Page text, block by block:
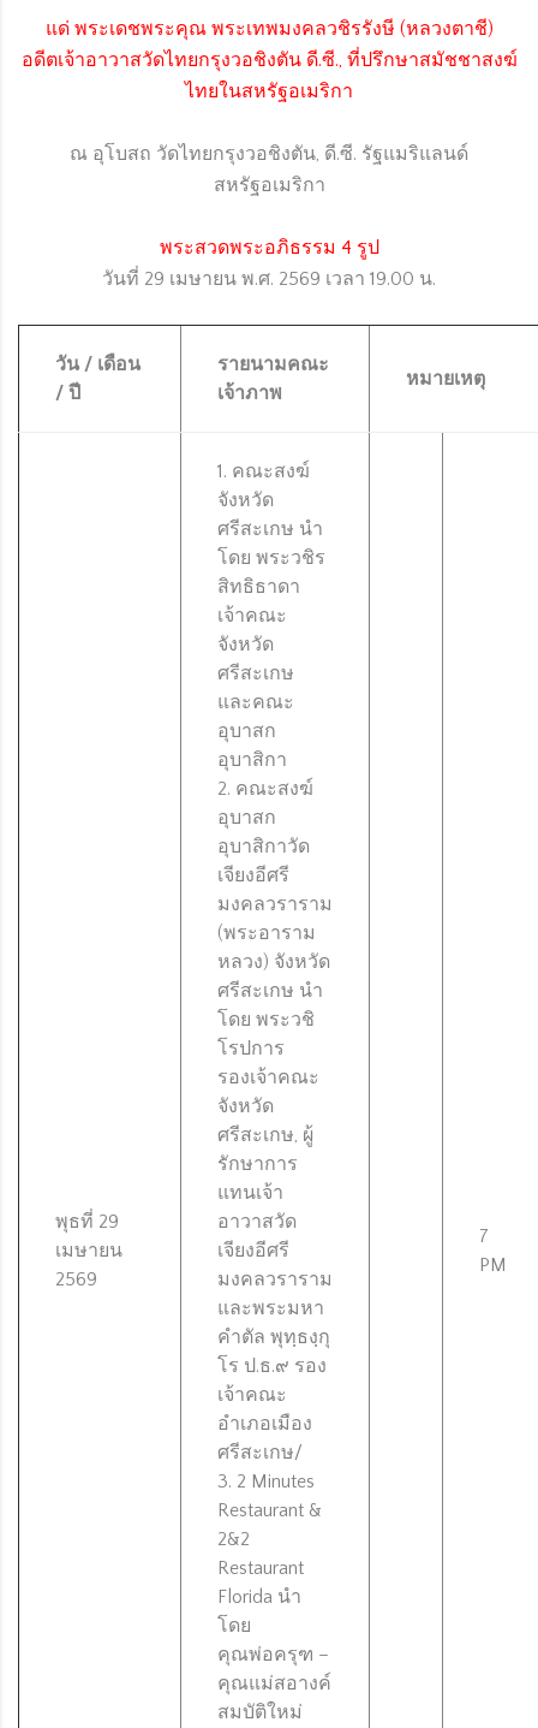
แด่ พระเดชพระคุณ พระเทพมงคลวชิรรังษี (หลวงตาชี)
อดีตเจ้าอาวาสวัดไทยกรุงวอชิงตัน ดี.ซี., ที่ปรึกษาสมัชชาสงฆ์
ไทยในสหรัฐอเมริกา
ณ อุโบสถ วัดไทยกรุงวอชิงตัน, ดี.ซี. รัฐแมริแลนด์
สหรัฐอเมริกา
พระสวดพระอภิธรรม 4 รูป
วันที่ 29 เมษายน พ.ศ. 2569 เวลา 19.00 น.
วัน / เดือน
/ ปี
รายนามคณะ
เจ้าภาพ
หมายเหตุ
พุธที่ 29
เมษายน
2569
1. คณะสงฆ์
จังหวัด
ศรีสะเกษ นำ
โดย พระวชิร
สิทธิธาดา
เจ้าคณะ
จังหวัด
ศรีสะเกษ
และคณะ
อุบาสก
อุบาสิกา
2. คณะสงฆ์
อุบาสก
อุบาสิกาวัด
เจียงอีศรี
มงคลวราราม
(พระอาราม
หลวง) จังหวัด
ศรีสะเกษ นำ
โดย พระวชิ
โรปการ
รองเจ้าคณะ
จังหวัด
ศรีสะเกษ, ผู้
รักษาการ
แทนเจ้า
อาวาสวัด
เจียงอีศรี
มงคลวราราม
และพระมหา
คำตัล พุทฺธงฺกุ
โร ป.ธ.๙ รอง
เจ้าคณะ
อำเภอเมือง
ศรีสะเกษ/
3. 2 Minutes
Restaurant &
2&2
Restaurant
Florida นำ
โดย
คุณพ่อครุฑ –
คุณแม่สอางค์
สมบัติใหม่
7
PM